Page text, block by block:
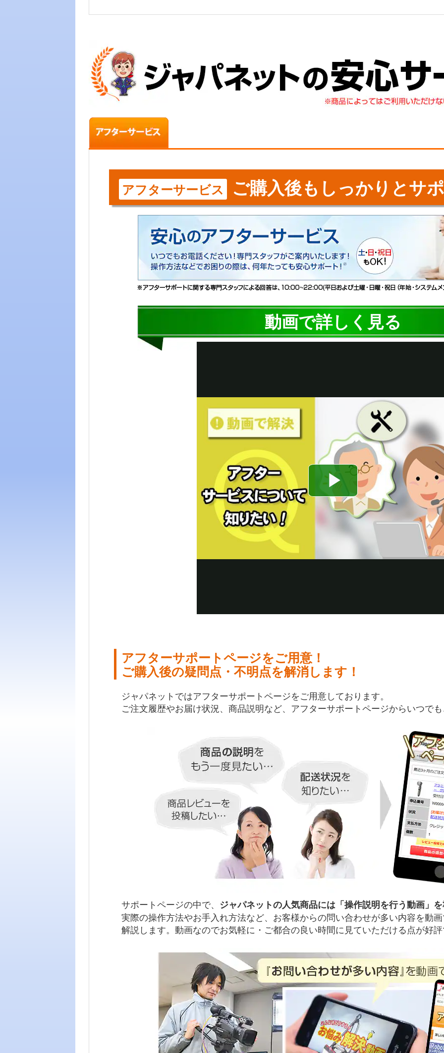
アフターサービス ご購入後もしっかりとサ
動画で詳しく見る
アフターサポートページをご用意！
ご購入後の疑問点・不明点を解消します！
ジャパネットではアフターサポートページをご用意しております。
ご注文履歴やお届け状況、商品説明など、アフターサポートページからいつで
サポートページの中で、 ジャパネットの人気商品には「操作説明を行う動画」
実際の操作方法やお手入れ方法など、お客様からの問い合わせが多い内容を動
解説します。動画なのでお気軽に・ご都合の良い時間に見ていただける点が好